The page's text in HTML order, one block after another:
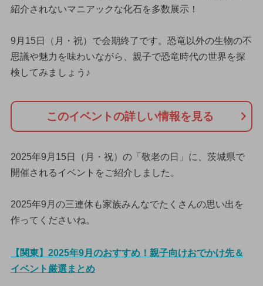
紹介されないマニアックな化石を多数展示！
9月15日（月・祝）で会期終了です。恐竜以外の生物の不
思議や魅力を味わいながら、親子で恐竜時代の世界を探
検してみましょう♪
このイベントの詳しい情報を見る
2025年9月15日（月・祝）の「敬老の日」に、茨城県で
開催されるイベントをご紹介しました。
2025年9月の三連休も家族みんなでたくさんの思い出を
作ってくださいね。
【関東】2025年9月のおすすめ！親子向けおでかけ先＆
イベント厳選まとめ